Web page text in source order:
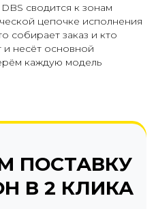
сводится к зонам
цепочке исполнения
собирает заказ и кто
и несёт основной
каждую модель
32